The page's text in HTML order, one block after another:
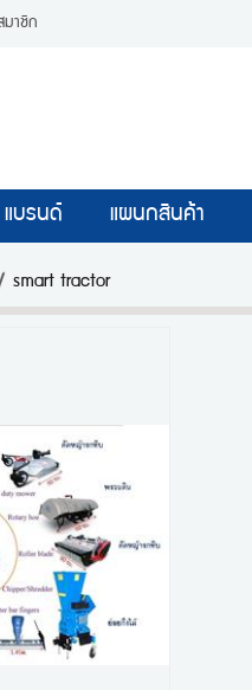
มาชิก
แบรนด์ แผนกสินค้า
smart tractor